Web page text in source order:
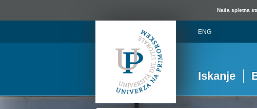
Naša spletna
ENG
Iskanje